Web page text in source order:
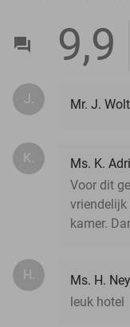
9,9
J. Mr. J.
K.
Ms. K.
Voor dit
vriendelijk
kamer.
H.
Ms. H.
leuk hotel